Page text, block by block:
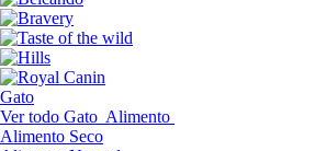
Gato
Ver todo Gato Alimento
Alimento Seco